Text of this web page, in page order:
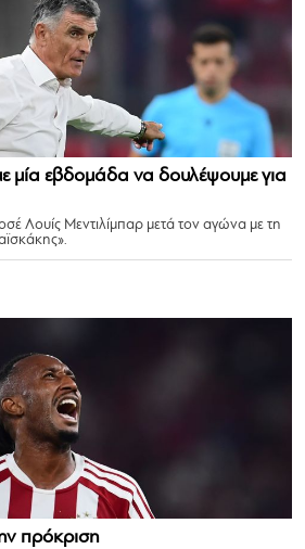
μία εβδομάδα να δουλέψουμε για
Λουίς Μεντιλίμπαρ μετά τον αγώνα με τη
πρόκριση